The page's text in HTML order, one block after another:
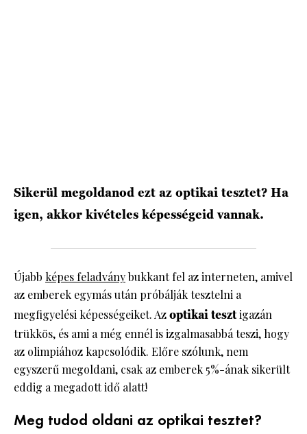
Sikerül megoldanod ezt az optikai tesztet? Ha
igen, akkor kivételes képességeid vannak.
Újabb képes feladványbukkant fel az interneten, amivel
az emberek egymás után próbálják tesztelni a
megfigyelési képességeiket. Azoptikai tesztigazán
trükkös, és ami a még ennél is izgalmasabbá teszi, hogy
az olimpiához kapcsolódik. Előre szólunk, nem
egyszerű megoldani, csak az emberek 5%-ának sikerült
eddig a megadott idő alatt!
Meg tudod oldani az optikai tesztet?